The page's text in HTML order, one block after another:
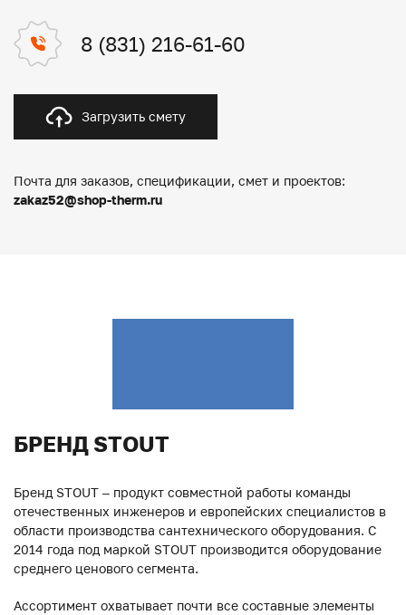
8 (831) 216-61-60
Загрузить смету
Почта для заказов, спецификации, смет и проектов:
zakaz52@shop-therm.ru
БРЕНД STOUT
Бренд STOUT – продукт совместной работы команды
отечественных инженеров и европейских специалистов в
области производства сантехнического оборудования. С
2014 года под маркой STOUT производится оборудование
среднего ценового сегмента.
Ассортимент охватывает почти все составные элементы